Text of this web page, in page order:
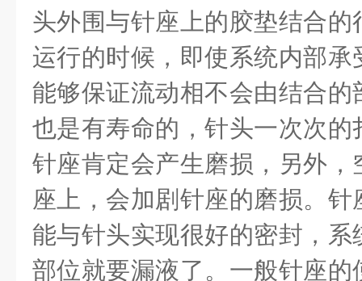
头外围与针座上的胶垫结合
运行的时候，即使系统内部
能够保证流动相不会由结合
也是有寿命的，针头一次次
针座肯定会产生磨损，另外
座上，会加剧针座的磨损。
能与针头实现很好的密封，
部位就要漏液了。一般针座